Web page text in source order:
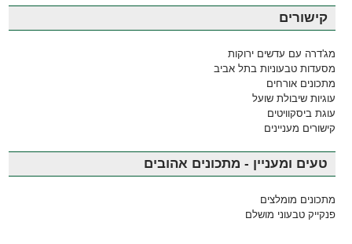
קישורים
מג'דרה עם עדשים ירוקות
מסעדות טבעוניות בתל אביב
מתכונים אורחים
עוגיות שיבולת שועל
עוגת ביסקוויטים
קישורים מעניינים
טעים ומעניין - מתכונים אהובים
מתכונים מומלצים
פנקייק טבעוני מושלם